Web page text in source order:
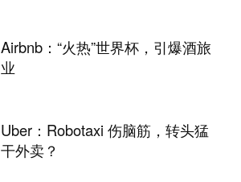
Airbnb：“火热”世界杯，引爆酒旅
业
Uber：Robotaxi 伤脑筋，转头猛
干外卖？